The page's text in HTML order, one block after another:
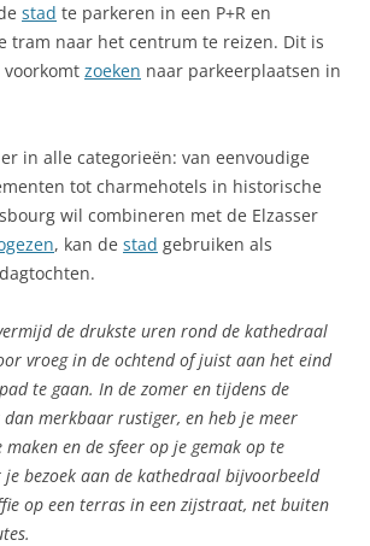
stad te parkeren in een P+R en
tram naar het centrum te reizen. Dit is
voorkomt zoeken naar parkeerplaatsen in
in alle categorieën: van eenvoudige
tot charmehotels in historische
wil combineren met de Elzasser
, kan de stad gebruiken als
de drukste uren rond de kathedraal
vroeg in de ochtend of juist aan het eind
te gaan. In de zomer en tijdens de
merkbaar rustiger, en heb je meer
maken en de sfeer op je gemak op te
je bezoek aan de kathedraal bijvoorbeeld
op een terras in een zijstraat, net buiten